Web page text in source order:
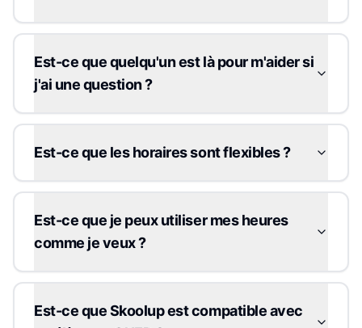
Est-ce que quelqu'un est là pour m'aider si
j'ai une question ?
Est-ce que les horaires sont flexibles ?
Est-ce que je peux utiliser mes heures
comme je veux ?
Est-ce que Skoolup est compatible avec